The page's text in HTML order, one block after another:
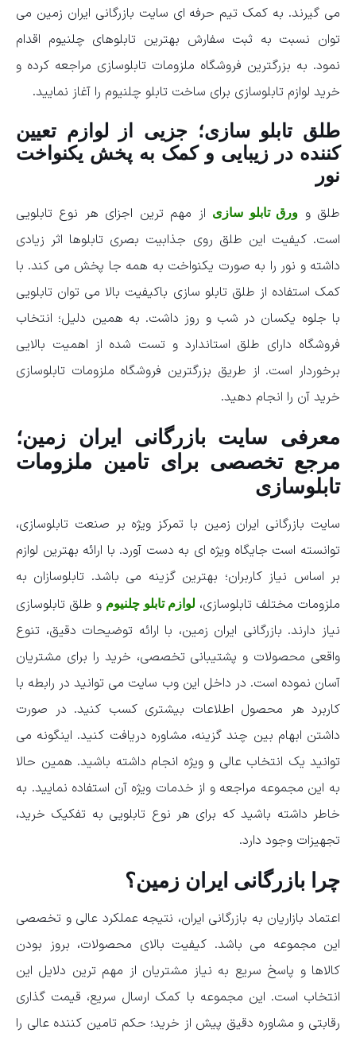
می گیرند. به کمک تیم حرفه ای سایت بازرگانی ایران زمین می
توان نسبت به ثبت سفارش بهترین تابلوهای چلنیوم اقدام
نمود. به بزرگترین فروشگاه ملزومات تابلوسازی مراجعه کرده و
خرید لوازم تابلوسازی برای ساخت تابلو چلنیوم را آغاز نمایید.
طلق تابلو سازی؛ جزیی از لوازم تعیین
کننده در زیبایی و کمک به پخش یکنواخت
نور
طلق و ورق تابلو سازی از مهم ترین اجزای هر نوع تابلویی
است. کیفیت این طلق روی جذابیت بصری تابلوها اثر زیادی
داشته و نور را به صورت یکنواخت به همه جا پخش می کند. با
کمک استفاده از طلق تابلو سازی باکیفیت بالا می توان تابلویی
با جلوه یکسان در شب و روز داشت. به همین دلیل؛ انتخاب
فروشگاه دارای طلق استاندارد و تست شده از اهمیت بالایی
برخوردار است. از طریق بزرگترین فروشگاه ملزومات تابلوسازی
خرید آن را انجام دهید.
معرفی سایت بازرگانی ایران زمین؛
مرجع تخصصی برای تامین ملزومات
تابلوسازی
سایت بازرگانی ایران زمین با تمرکز ویژه بر صنعت تابلوسازی،
توانسته است جایگاه ویژه ای به دست آورد. با ارائه بهترین لوازم
بر اساس نیاز کاربران؛ بهترین گزینه می باشد. تابلوسازان به
ملزومات مختلف تابلوسازی، لوازم تابلو چلنیوم و طلق تابلوسازی
نیاز دارند. بازرگانی ایران زمین، با ارائه توضیحات دقیق، تنوع
واقعی محصولات و پشتیبانی تخصصی، خرید را برای مشتریان
آسان نموده است. در داخل این وب سایت می توانید در رابطه با
کاربرد هر محصول اطلاعات بیشتری کسب کنید. در صورت
داشتن ابهام بین چند گزینه، مشاوره دریافت کنید. اینگونه می
توانید یک انتخاب عالی و ویژه انجام داشته باشید. همین حالا
به این مجموعه مراجعه و از خدمات ویژه آن استفاده نمایید. به
خاطر داشته باشید که برای هر نوع تابلویی به تفکیک خرید،
تجهیزات وجود دارد.
چرا بازرگانی ایران زمین؟
اعتماد بازاریان به بازرگانی ایران، نتیجه عملکرد عالی و تخصصی
این مجموعه می باشد. کیفیت بالای محصولات، بروز بودن
کالاها و پاسخ سریع به نیاز مشتریان از مهم ترین دلایل این
انتخاب است. این مجموعه با کمک ارسال سریع، قیمت گذاری
رقابتی و مشاوره دقیق پیش از خرید؛ حکم تامین کننده عالی را